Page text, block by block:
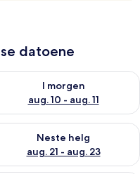
datoene
9 - aug. 10
I morgen
aug. 10 - aug. 11
tilgjengelighet for i
aug. 14 - aug. 16
Neste helg
aug. 21 - aug. 23
tilgjengelighet for